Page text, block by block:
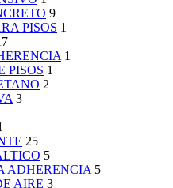
9
PISOS 1
1
PISOS 1
2
3
25
5
ADHERENCIA 5
AIRE 3